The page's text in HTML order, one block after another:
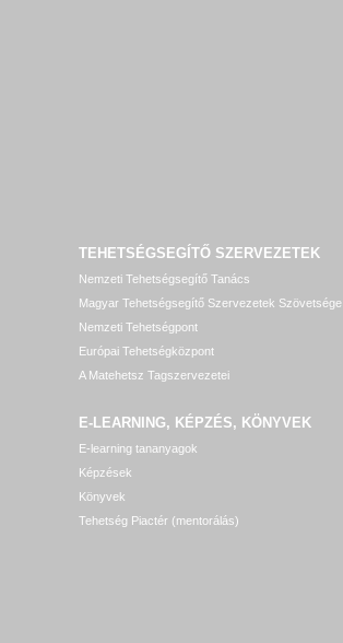
TEHETSÉGSEGÍTŐ SZERVEZETEK
Nemzeti Tehetségsegítő Tanács
Magyar Tehetségsegítő Szervezetek Szövetsége
Nemzeti Tehetségpont
Európai Tehetségközpont
A Matehetsz Tagszervezetei
E-LEARNING, KÉPZÉS, KÖNYVEK
E-learning tananyagok
Képzések
Könyvek
Tehetség Piactér (mentorálás)